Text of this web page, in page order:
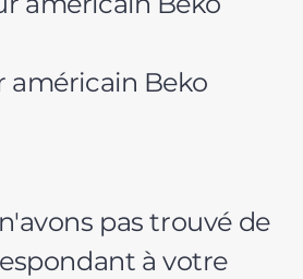
américain Beko
pas trouvé de
à votre